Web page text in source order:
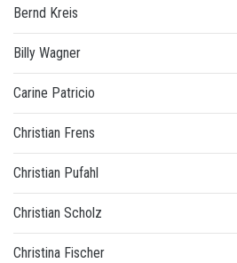
Bernd Kreis
Billy Wagner
Carine Patricio
Christian Frens
Christian Pufahl
Christian Scholz
Christina Fischer